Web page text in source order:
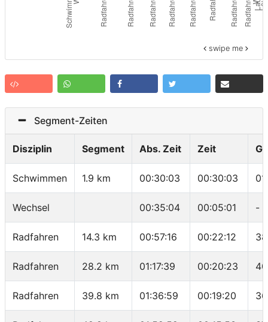
swipe me
Segment-Zeiten
Disziplin Segment Abs. Zeit Zeit
Schwimmen 1.9 km 00:30:03 00:30:03
Wechsel 00:35:04 00:05:01 -
Radfahren 14.3 km 00:57:16 00:22:12
Radfahren 28.2 km 01:17:39 00:20:23
Radfahren 39.8 km 01:36:59 00:19:20